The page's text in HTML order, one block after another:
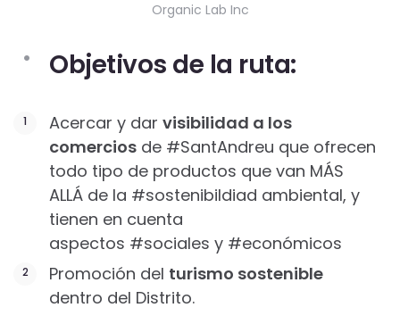
Organic Lab Inc
Objetivos de la ruta:
Acercar y dar visibilidad a los
comercios de #SantAndreu que ofrecen
todo tipo de productos que van MÁS
ALLÁ de la #sostenibildiad ambiental, y
tienen en cuenta
aspectos #sociales y #económicos
Promoción del turismo sostenible
dentro del Distrito.